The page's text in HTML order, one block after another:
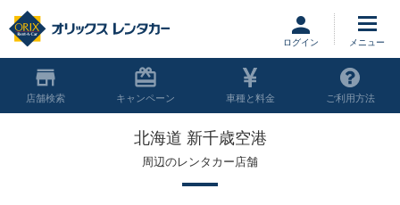
ログイン
店舗 キャンペーン 車種と料金 ご利用方法
北海道 新千歳空港
周辺のレンタカー店舗